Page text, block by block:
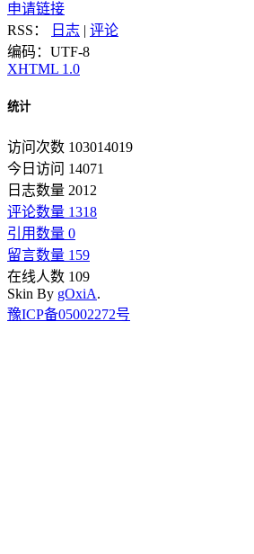
申请链接
RSS：
日志 | 评论
编码：UTF-8
XHTML 1.0
统计
访问次数 103014019
今日访问 14071
日志数量 2012
评论数量 1318
引用数量 0
留言数量 159
在线人数 109
Skin By gOxiA.
豫ICP备05002272号